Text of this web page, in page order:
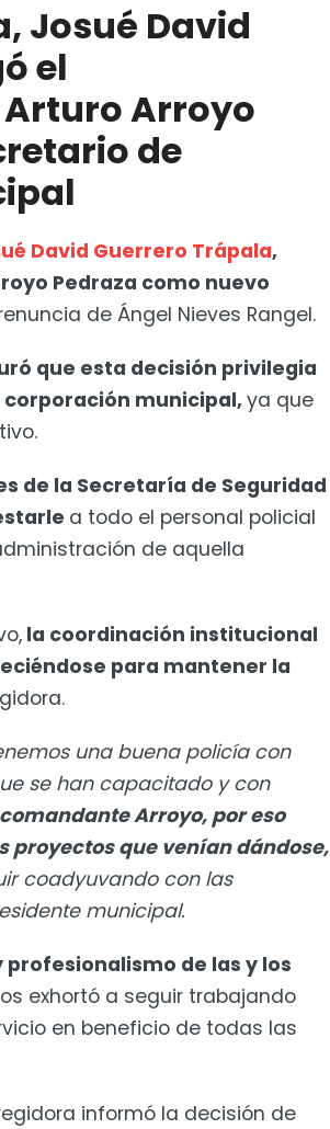
Josué David
el
Arroyo
de
David Guerrero Trápala,
Pedraza como nuevo
de Ángel Nieves Rangel.
que esta decisión privilegia
municipal,ya que
de la Secretaría de Seguridad
a todo el personal policial
de aquella
la coordinación institucional
para mantener la
una buena policía con
se han capacitado y con
Arroyo, por eso
proyectos que venían dándose,
coadyuvando con las
municipal.
de las y los
exhortó a seguir trabajando
en beneficio de todas las
informó la decisión de